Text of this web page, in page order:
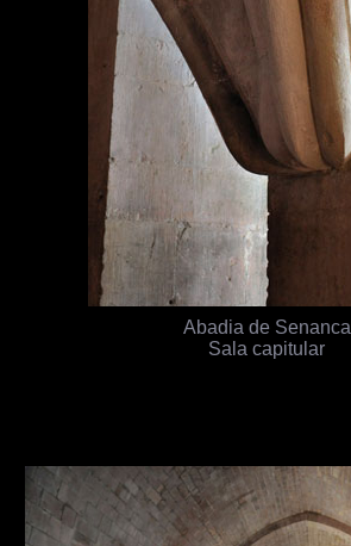
Abadia de Senanca
Sala capitular